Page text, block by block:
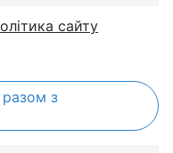
сайту
разом з